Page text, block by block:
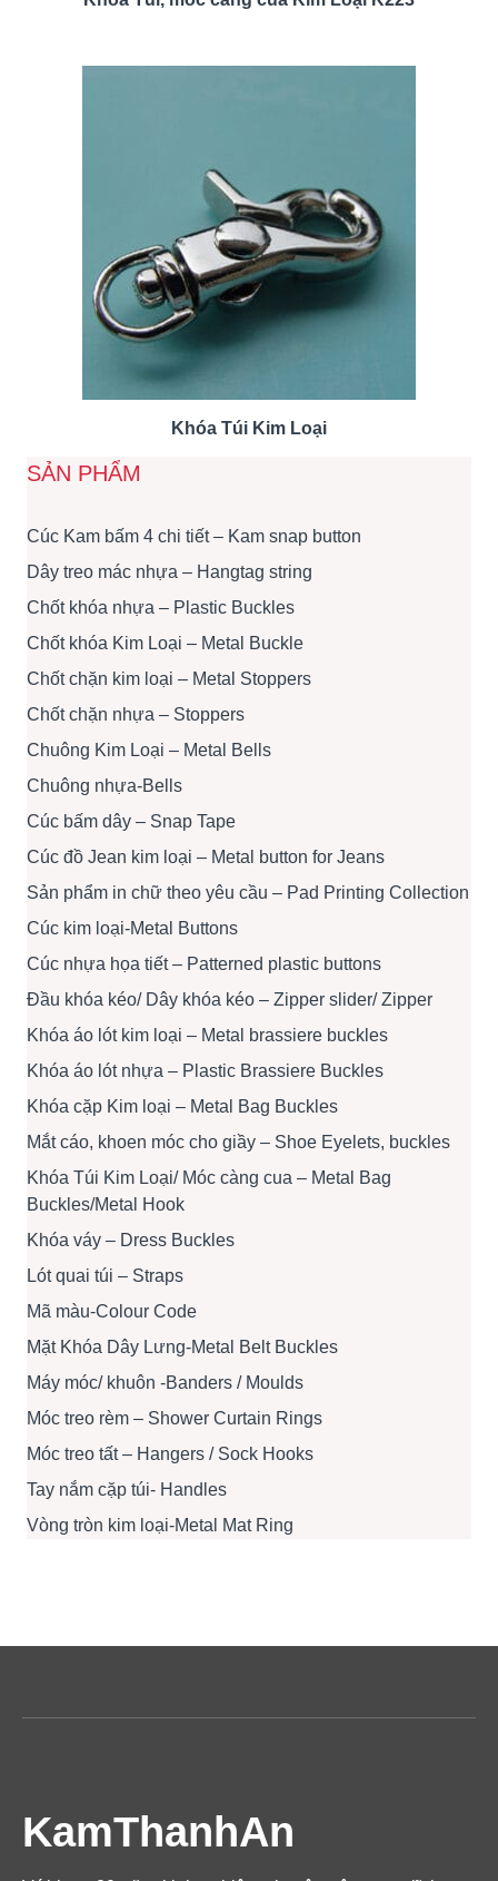
Khóa Túi Kim Loại
SẢN PHẨM
Cúc Kam bấm 4 chi tiết – Kam snap button
Dây treo mác nhựa – Hangtag string
Chốt khóa nhựa – Plastic Buckles
Chốt khóa Kim Loại – Metal Buckle
Chốt chặn kim loại – Metal Stoppers
Chốt chặn nhựa – Stoppers
Chuông Kim Loại – Metal Bells
Chuông nhựa-Bells
Cúc bấm dây – Snap Tape
Cúc đồ Jean kim loại – Metal button for Jeans
Sản phẩm in chữ theo yêu cầu – Pad Printing Collection
Cúc kim loại-Metal Buttons
Cúc nhựa họa tiết – Patterned plastic buttons
Đầu khóa kéo/ Dây khóa kéo – Zipper slider/ Zipper
Khóa áo lót kim loại – Metal brassiere buckles
Khóa áo lót nhựa – Plastic Brassiere Buckles
Khóa cặp Kim loại – Metal Bag Buckles
Mắt cáo, khoen móc cho giầy – Shoe Eyelets, buckles
Khóa Túi Kim Loại/ Móc càng cua – Metal Bag
Buckles/Metal Hook
Khóa váy – Dress Buckles
Lót quai túi – Straps
Mã màu-Colour Code
Mặt Khóa Dây Lưng-Metal Belt Buckles
Máy móc/ khuôn -Banders / Moulds
Móc treo rèm – Shower Curtain Rings
Móc treo tất – Hangers / Sock Hooks
Tay nắm cặp túi- Handles
Vòng tròn kim loại-Metal Mat Ring
KamThanhAn